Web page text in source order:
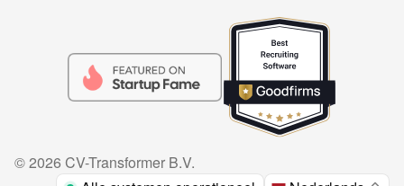
©2026 CV-Transformer B.V.